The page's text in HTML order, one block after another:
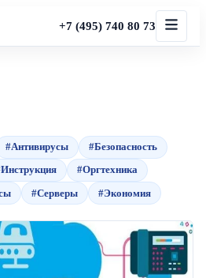
+7 (495) 740 80 73
#Антивирусы
#Безопасность
#Оргтехника
#Серверы #Экономия